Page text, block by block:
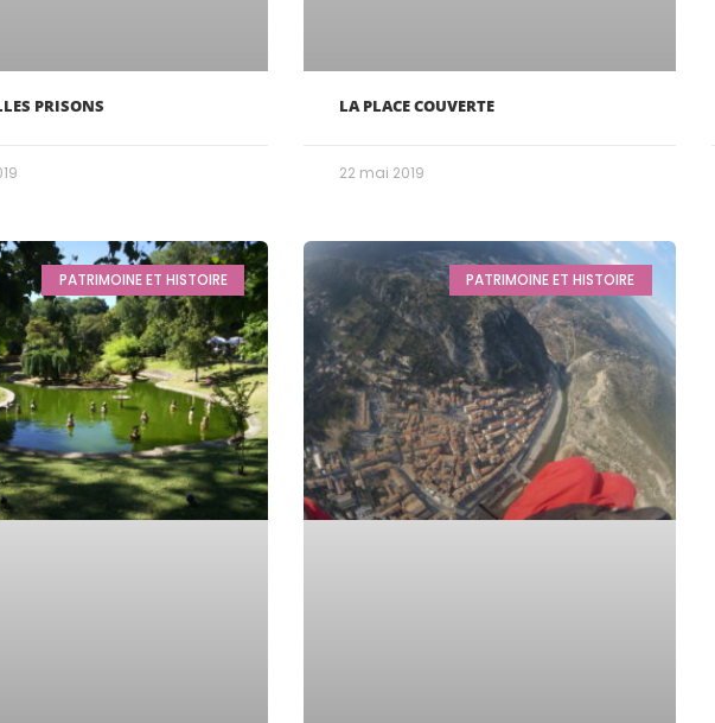
PRISONS LA PLACE COUVERTE
22 mai 2019
PATRIMOINE ET HISTOIRE PATRIMOINE ET HISTOIRE